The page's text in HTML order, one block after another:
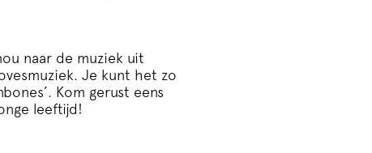
naar de muziek uit
Je kunt het zo
Kom gerust eens
leeftijd!